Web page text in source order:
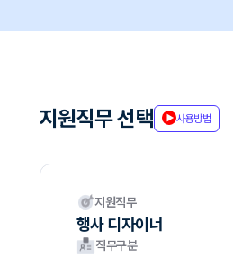
지원직무 선택 사용방법
지원직무
행사 디자이너
직무구분